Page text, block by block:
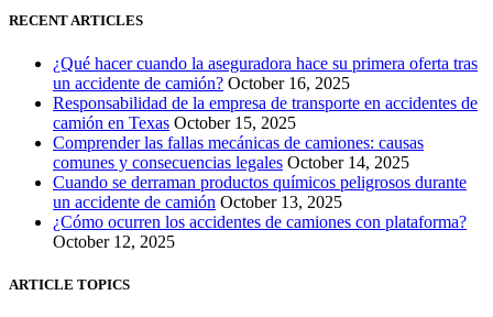
RECENT ARTICLES
¿Qué hacer cuando la aseguradora hace su primera oferta tras
un accidente de camión? October 16, 2025
Responsabilidad de la empresa de transporte en accidentes de
camión en Texas October 15, 2025
Comprender las fallas mecánicas de camiones: causas
comunes y consecuencias legales October 14, 2025
Cuando se derraman productos químicos peligrosos durante
un accidente de camión October 13, 2025
¿Cómo ocurren los accidentes de camiones con plataforma?
October 12, 2025
ARTICLE TOPICS